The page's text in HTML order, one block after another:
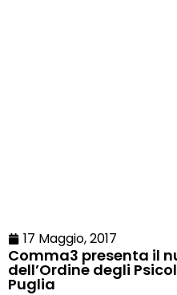
17 Maggio, 2017
Comma3 presenta il
dell’Ordine degli
Puglia